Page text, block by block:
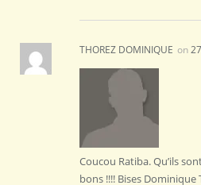
THOREZ DOMINIQUE on
Coucou Ratiba. Qu’ils
bons !!!! Bises Dominique